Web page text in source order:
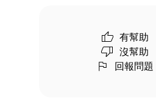
有幫助
沒幫助
回報問題